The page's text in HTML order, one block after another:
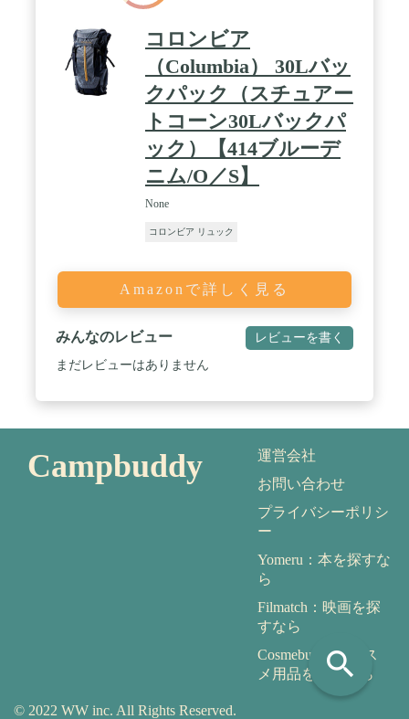
コロンビア
（Columbia） 30Lバッ
クパック（スチュアー
トコーン30Lバックパ
ック）【414ブルーデ
ニム/O／S】
None
コロンビア リュック
Amazonで詳しく見る
みんなのレビュー レビューを書く
まだレビューはありません
search
Campbuddy
運営会社
お問い合わせ
プライバシーポリシ
ー
Yomeru：本を探すな
ら
Filmatch：映画を探
すなら
Cosmebuddy：コス
メ用品を探すなら
© 2022 WW inc. All Rights Reserved.